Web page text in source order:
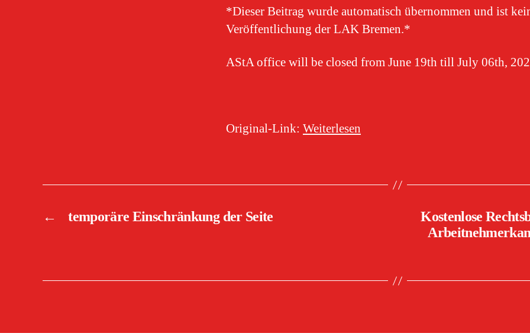
*Dieser Beitrag wurde automatisch übernommen und ist
Veröffentlichung der LAK Bremen.*
AStA office will be closed from June 19th till July 06th,
Original-Link: ​ Weiterlesen
← temporäre Einschränkung der Seite
Kostenlose